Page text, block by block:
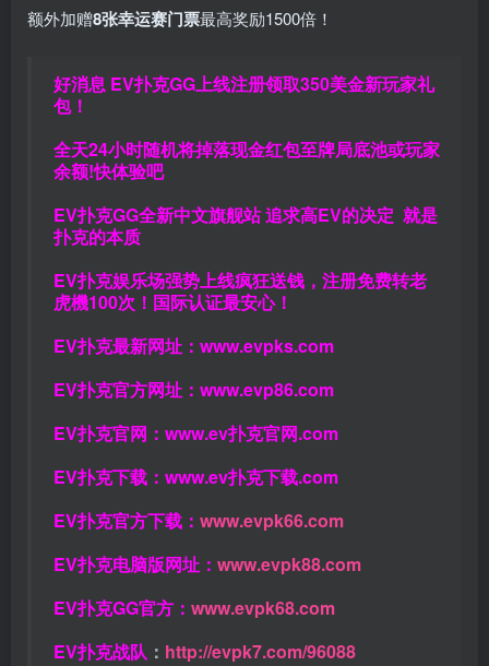
额外加赠8张幸运赛门票最高奖励1500倍！
好消息 EV扑克GG上线注册领取350美金新玩家礼
包！
全天24小时随机将掉落现金红包至牌局底池或玩家
余额!快体验吧
EV扑克GG全新中文旗舰站追求高EV的决定 就是
扑克的本质
EV扑克娱乐场强势上线疯狂送钱，注册免费转老
虎機100次！国际认证最安心！
EV扑克最新网址： www.evpks.com
EV扑克官方网址： www.evp86.com
EV扑克官网： www.ev扑克官网.com
EV扑克下载： www.ev扑克下载.com
EV扑克官方下载： www.evpk66.com
EV扑克电脑版网址： www.evpk88.com
EV扑克GG官方： www.evpk68.com
EV扑克战队 ： http://evpk7.com/96088